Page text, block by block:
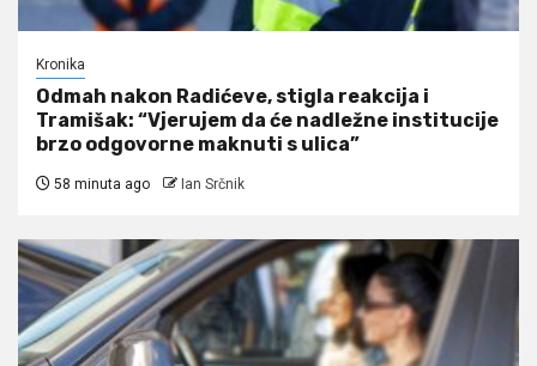
Kronika
Odmah nakon Radićeve, stigla reakcija i
Tramišak: “Vjerujem da će nadležne institucije
brzo odgovorne maknuti s ulica”
58 minuta ago Ian Srčnik